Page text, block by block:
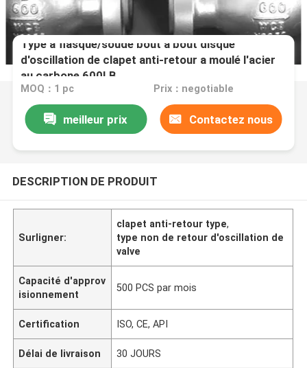
Type à flasque/soudé bout à bout disque
d'oscillation de clapet anti-retour a moulé l'acier
au carbone 600LB
MOQ：1 pc Prix：negotiable
meilleur prix Contactez nous
DESCRIPTION DE PRODUIT
Surligner:
clapet anti-retour type,
type non de retour d'oscillation de
valve
Capacité d'approv
isionnement
500 PCS par mois
Certification ISO, CE, API
Délai de livraison 30 JOURS